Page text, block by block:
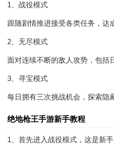
1、战役模式
跟随剧情推进接受各类任务，达
2、无尽模式
面对连续不断的敌人攻势，包括
3、寻宝模式
每日拥有三次挑战机会，探索隐
绝地枪王手游新手教程
1、首先进入战役模式，这是新手